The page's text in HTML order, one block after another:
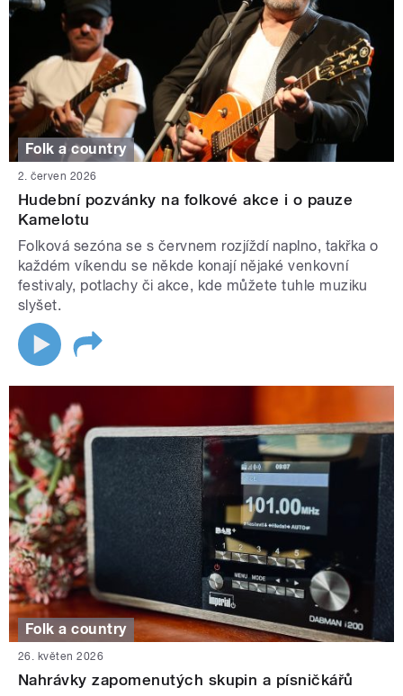
Folk a country
2. červen 2026
Hudební pozvánky na folkové akce i o pauze
Kamelotu
Folková sezóna se s červnem rozjíždí naplno, takřka o
každém víkendu se někde konají nějaké venkovní
festivaly, potlachy či akce, kde můžete tuhle muziku
slyšet.
Folk a country
26. květen 2026
Nahrávky zapomenutých skupin a písničkářů